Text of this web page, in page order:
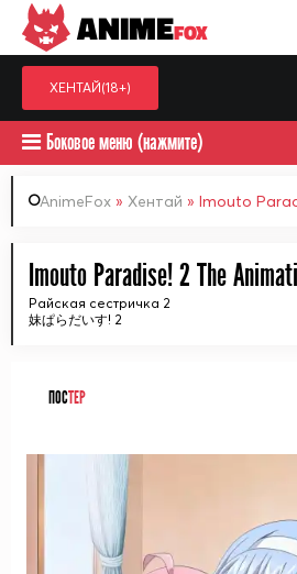
Выберите одну категорию
ANIMEFOX
ХЕНТАЙ(18+)
Боковое меню (нажмите)
AnimeFox » Хентай » Imouto
Imouto Paradise! 2 The
Райская сестричка 2
妹ぱらだいす! 2
ПОСТЕР